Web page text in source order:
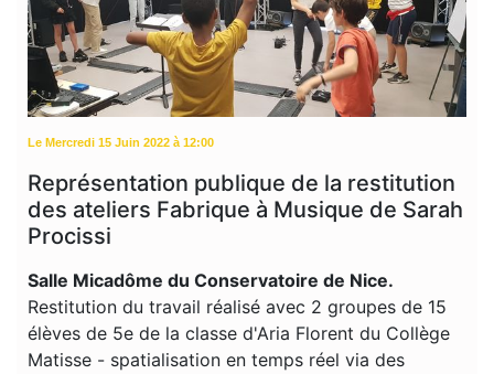
Le Mercredi 15 Juin 2022 à 12:00
Représentation publique de la restitution
des ateliers Fabrique à Musique de Sarah
Procissi
Salle Micadôme du Conservatoire de Nice.
Restitution du travail réalisé avec 2 groupes de 15
élèves de 5e de la classe d'Aria Florent du Collège
Matisse - spatialisation en temps réel via des